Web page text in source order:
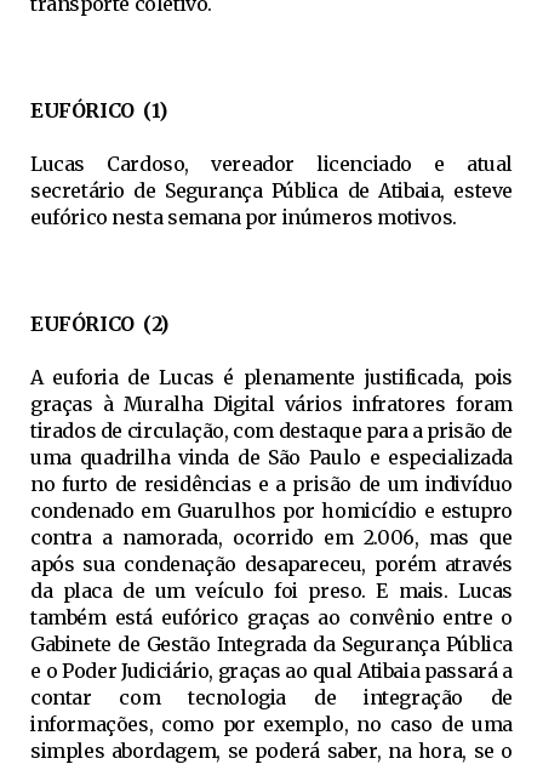
EUFÓRICO (1)
Lucas Cardoso, vereador licenciado e atual
secretário de Segurança Pública de Atibaia, esteve
eufórico nesta semana por inúmeros motivos.
EUFÓRICO (2)
A euforia de Lucas é plenamente justificada, pois
graças à Muralha Digital vários infratores foram
tirados de circulação, com destaque para a prisão de
uma quadrilha vinda de São Paulo e especializada
no furto de residências e a prisão de um indivíduo
condenado em Guarulhos por homicídio e estupro
contra a namorada, ocorrido em 2.006, mas que
após sua condenação desapareceu, porém através
da placa de um veículo foi preso. E mais. Lucas
também está eufórico graças ao convênio entre o
Gabinete de Gestão Integrada da Segurança Pública
e o Poder Judiciário, graças ao qual Atibaia passará a
contar com tecnologia de integração de
informações, como por exemplo, no caso de uma
simples abordagem, se poderá saber, na hora, se o